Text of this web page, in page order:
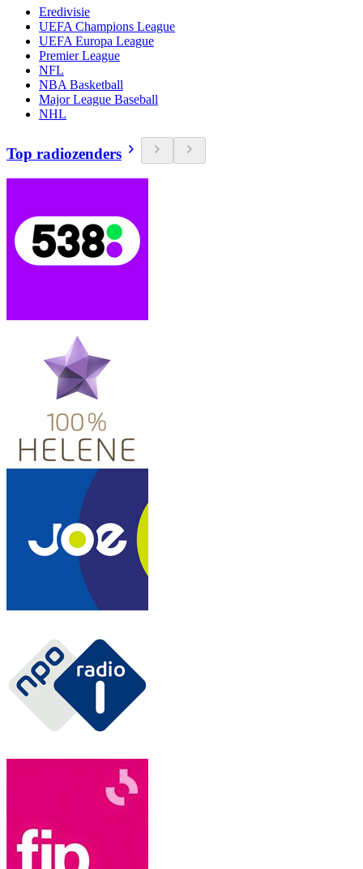
Eredivisie
UEFA Champions League
UEFA Europa League
Premier League
NFL
NBA Basketball
Major League Baseball
NHL
Top radiozenders